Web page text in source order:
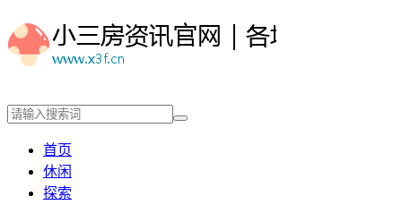
首页
休闲
探索